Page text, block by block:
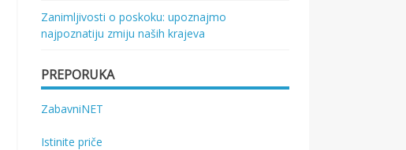
Zanimljivosti o poskoku: upoznajmo
najpoznatiju zmiju naših krajeva
PREPORUKA
ZabavniNET
Istinite priče